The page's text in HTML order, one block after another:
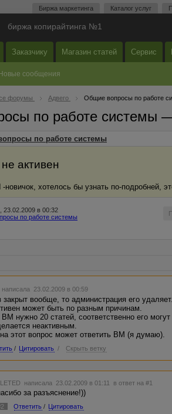
Биржа маркетинга Каталог услуг
биржа копирайтинга №1
Заказчику Магазин статей Сервис
Новые сообщения
форумы Адвего Общие вопросы по работе
по работе системы
по работе системы
активен
новичок, хотелось бы узнать по-подробней,
23.02.2009 в 00:32
по работе системы
написала 23.02.2009 в 00:59
закрыт вообще, то администрация его
может быть по разным причинам.
нужно 20 статей, соответственно его
неактивным.
этот вопрос может ответить ВМ (я думаю).
/ Цитировать / Скрыть ветку
написала 23.02.2009 в 01:11 в ответ на #1
за разъяснение!))
Ответить / Цитировать